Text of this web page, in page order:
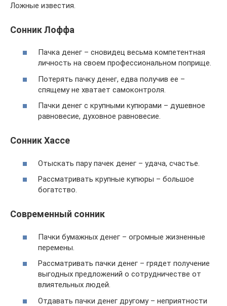
Ложные известия.
Сонник Лоффа
Пачка денег – сновидец весьма компетентная
личность на своем профессиональном поприще.
Потерять пачку денег, едва получив ее –
спящему не хватает самоконтроля.
Пачки денег с крупными купюрами – душевное
равновесие, духовное равновесие.
Сонник Хассе
Отыскать пару пачек денег – удача, счастье.
Рассматривать крупные купюры – большое
богатство.
Современный сонник
Пачки бумажных денег – огромные жизненные
перемены.
Рассматривать пачки денег – грядет получение
выгодных предложений о сотрудничестве от
влиятельных людей.
Отдавать пачки денег другому – неприятности